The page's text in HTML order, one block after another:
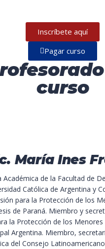
Inscríbete aquí
Pagar curso
curso
María Ines
Académica de la Facultad de
Católica de Argentina y
para la Protección de los
de Paraná. Miembro y
la Protección de los Menores
Argentina. Miembro,
del Consejo Latinoamericano